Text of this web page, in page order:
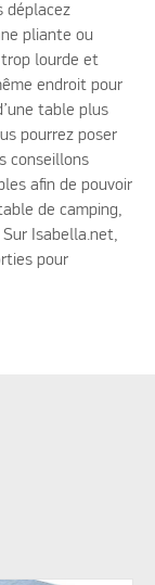
déplacez
pliante ou
lourde et
endroit pour
table plus
pourrez poser
conseillons
afin de pouvoir
de camping,
Isabella.net,
pour